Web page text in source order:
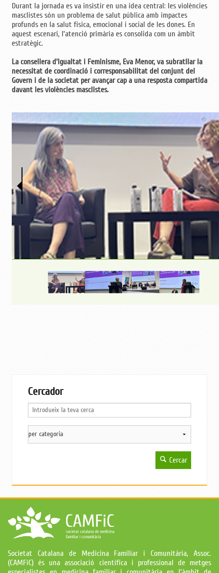
Durant la jornada es va insistir en una idea central: les violències
masclistes són un problema de salut pública amb impactes
profunds en la salut física, emocional i social de les dones. En
aquest escenari, l’atenció primària es consolida com un àmbit
estratègic.
La consellera d’Igualtat i Feminisme, Eva Menor, va subratllar la
necessitat de coordinació i corresponsabilitat del conjunt del
Govern i de la societat per avançar cap a una resposta compartida
davant les violències masclistes.
Cercador
Cercar
Societat Catalana de Medicina Familiar i Comunitària, Assoc.
(CAMFiC) és una associació científica i professional de metges